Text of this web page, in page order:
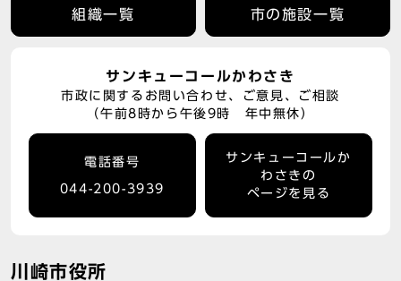
組織一覧 市の施設一覧
サンキューコールかわさき
市政に関するお問い合わせ、ご意見、ご相談
（午前8時から午後9時 年中無休）
電話番号
044-200-3939
サンキューコールか
わさきの
ページを見る
川崎市役所